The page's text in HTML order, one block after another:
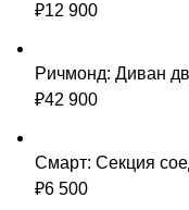
₽12 900
Ричмонд: Диван
₽42 900
Смарт: Секция
₽6 500